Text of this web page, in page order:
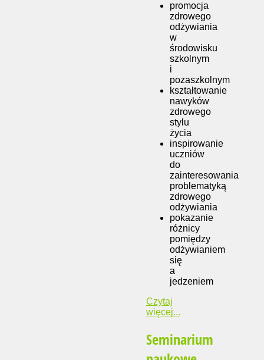
promocja
zdrowego
odżywiania
w
środowisku
szkolnym
i
pozaszkolnym
kształtowanie
nawyków
zdrowego
stylu
życia
inspirowanie
uczniów
do
zainteresowania
problematyką
zdrowego
odżywiania
pokazanie
różnicy
pomiędzy
odżywianiem
się
a
jedzeniem
Czytaj
więcej...
Seminarium